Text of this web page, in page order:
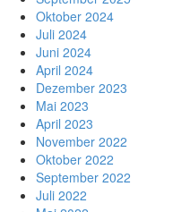
Oktober 2024
Juli 2024
Juni 2024
April 2024
Dezember 2023
Mai 2023
April 2023
November 2022
Oktober 2022
September 2022
Juli 2022